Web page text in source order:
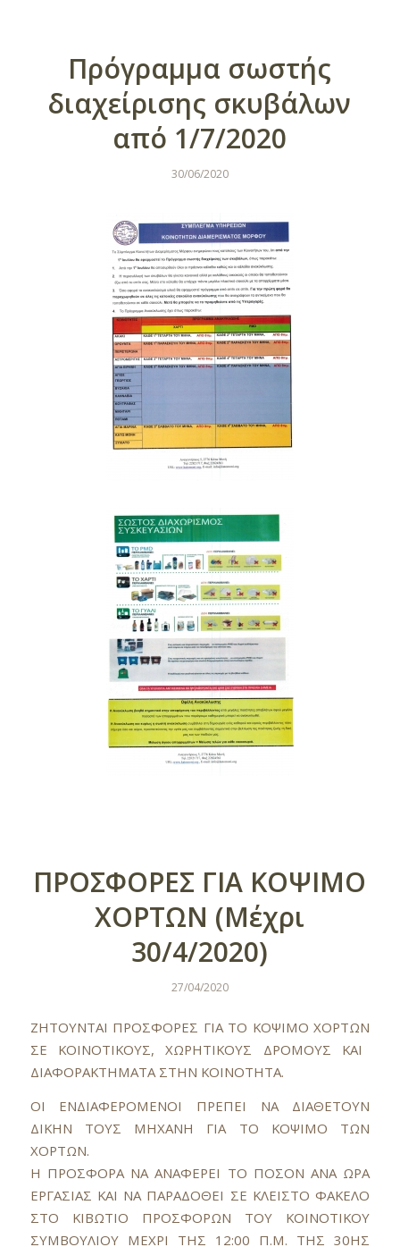
Πρόγραμμα σωστής
διαχείρισης σκυβάλων
από 1/7/2020
30/06/2020
ΠPOΣΦOPEΣ ΓIA KOΨIMO
XOPTΩN (Μέχρι
30/4/2020)
27/04/2020
ZHTOYNTAI ΠPOΣΦOPEΣ ΓIA TO KOΨIMO XOPTΩN
ΣE KOINOTIKOYΣ,XΩPHTIKOYΣ ΔPOMOYΣ KAI
ΔIAΦOPAKTHMATAΣTHN KOINOTHTA.
OI ENΔIAΦEPOMENOI ΠPEΠEI NA ΔIAΘETOYN
ΔIKHN TOYΣ MHXANH ΓIA TO KOΨIMO TΩN
XOPTΩN.
H ΠPOΣΦOPA NA ANAΦEPEI TO ΠOΣON ANA ΩPA
EPΓAΣIAΣ KAI NA ΠAPAΔOΘEI ΣE KΛEIΣTO ΦAKEΛO
ΣTO KIBΩTIO ΠPOΣΦOPΩN TOY KOINOTIKOY
ΣYMBOYΛIOY MEXPI THΣ 12:00 Π.M. THΣ 30HΣ